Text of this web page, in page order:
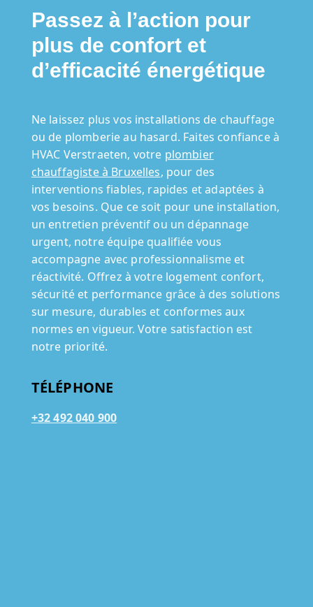
Passez à l’action pour
plus de confort et
d’efficacité énergétique
Ne laissez plus vos installations de chauffage
ou de plomberie au hasard. Faites confiance à
HVAC Verstraeten, votre plombier
chauffagiste à Bruxelles, pour des
interventions fiables, rapides et adaptées à
vos besoins. Que ce soit pour une installation,
un entretien préventif ou un dépannage
urgent, notre équipe qualifiée vous
accompagne avec professionnalisme et
réactivité. Offrez à votre logement confort,
sécurité et performance grâce à des solutions
sur mesure, durables et conformes aux
normes en vigueur. Votre satisfaction est
notre priorité.
TÉLÉPHONE
+32 492 040 900